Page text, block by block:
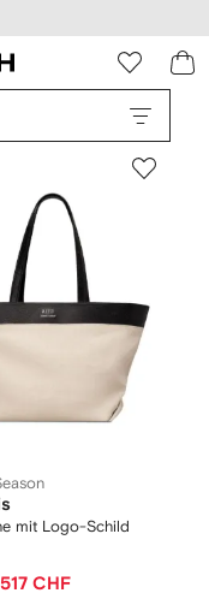
mit Logo-Schild
517 CHF